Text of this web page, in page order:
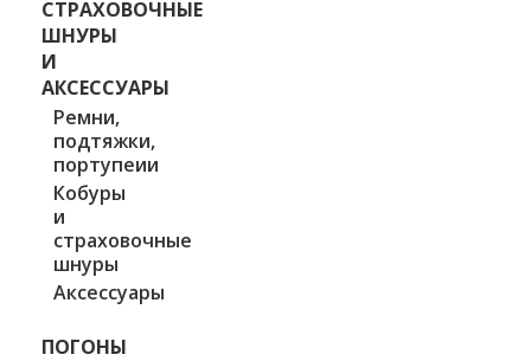
СТРАХОВОЧНЫЕ
ШНУРЫ
И
АКСЕССУАРЫ
Ремни,
подтяжки,
портупеии
Кобуры
и
страховочные
шнуры
Аксессуары
ПОГОНЫ